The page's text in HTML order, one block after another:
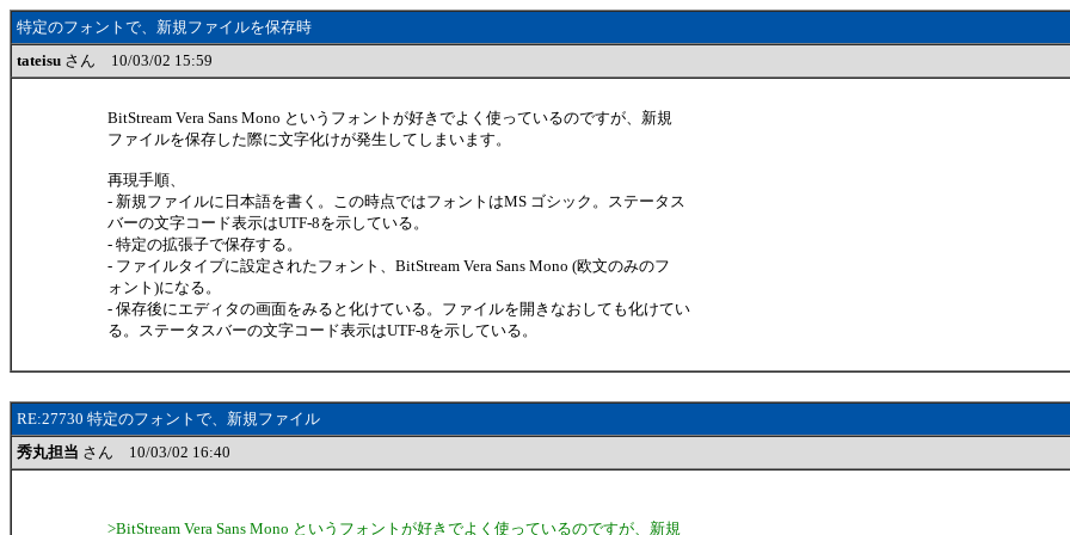
特定のフォントで、新規ファイルを保存時
tateisu さん 10/03/02 15:59
BitStream Vera Sans Mono というフォントが好きでよく使っているのですが、新規
ファイルを保存した際に文字化けが発生してしまいます。
再現手順、
- 新規ファイルに日本語を書く。この時点ではフォントはMS ゴシック。ステータス
バーの文字コード表示はUTF-8を示している。
- 特定の拡張子で保存する。
- ファイルタイプに設定されたフォント、BitStream Vera Sans Mono (欧文のみのフ
ォント)になる。
- 保存後にエディタの画面をみると化けている。ファイルを開きなおしても化けてい
る。ステータスバーの文字コード表示はUTF-8を示している。
RE:27730 特定のフォントで、新規ファイル
秀丸担当 さん 10/03/02 16:40
>BitStream Vera Sans Mono というフォントが好きでよく使っているのですが、新規